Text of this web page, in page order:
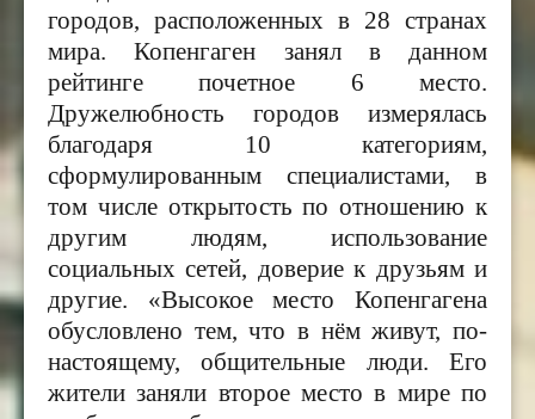
городов, расположенных в 28 странах
мира. Копенгаген занял в данном
рейтинге почетное 6 место.
Дружелюбность городов измерялась
благодаря 10 категориям,
сформулированным специалистами, в
том числе открытость по отношению к
другим людям, использование
социальных сетей, доверие к друзьям и
другие. «Высокое место Копенгагена
обусловлено тем, что в нём живут, по-
настоящему, общительные люди. Его
жители заняли второе место в мире по